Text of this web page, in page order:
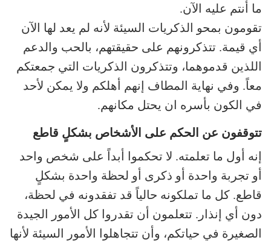
ما أنتم عليه الآن.
تقومون بمحو الذكريات السيئة لأنه لم يعد لها الآن
أي قيمة. تتذكرونهم على حقيقتهم، بالحب والدعم
اللذين قدموهما، وتتذكرون الذكريات التي جمعتكم
معاً. وفي نهاية المطاف إنهم أهلكم ولا يمكن لأحد
في الكون بأسره ان يحتل مكانهم.
تتوقفون عن الحكم على الأشخاص بشكلٍ قاطع
إنه أول ما تعلمته. لا تحكموا أبداً على شخص واحد
أو تجربة واحدة أو ذكرى أو لحظة واحدة بشكلٍ
قاطع. كل ما تملكونه حالياً قد تفقدونه في لحظة،
دون أي إنذار. تتعلمون أن تقدروا كل الأمور الجيدة
الصغيرة في حياتكم، وأن تتجاهلوا الأمور السيئة لأنها